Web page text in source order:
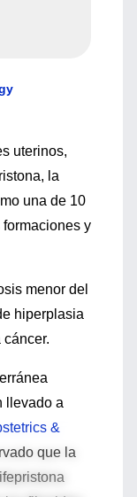
uterinos,
la
una de 10
y
menor del
hiperplasia
llevado a
&
que la